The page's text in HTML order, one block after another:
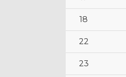
18
22
23